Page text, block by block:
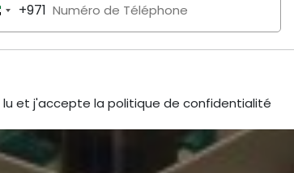
+971
lu et j'accepte la politique de confidentialité